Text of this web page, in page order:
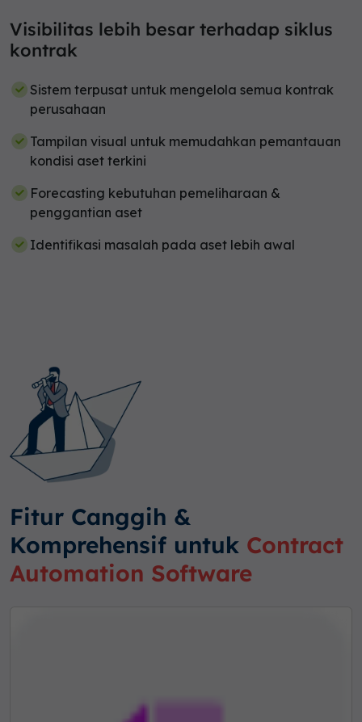
Visibilitas lebih besar terhadap siklus
kontrak
Sistem terpusat untuk mengelola semua kontrak
perusahaan
Tampilan visual untuk memudahkan pemantauan
kondisi aset terkini
Forecasting kebutuhan pemeliharaan &
penggantian aset
Identifikasi masalah pada aset lebih awal
Fitur Canggih &
Komprehensif untuk Contract
Automation Software